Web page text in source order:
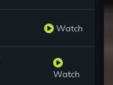
Watch
Watch